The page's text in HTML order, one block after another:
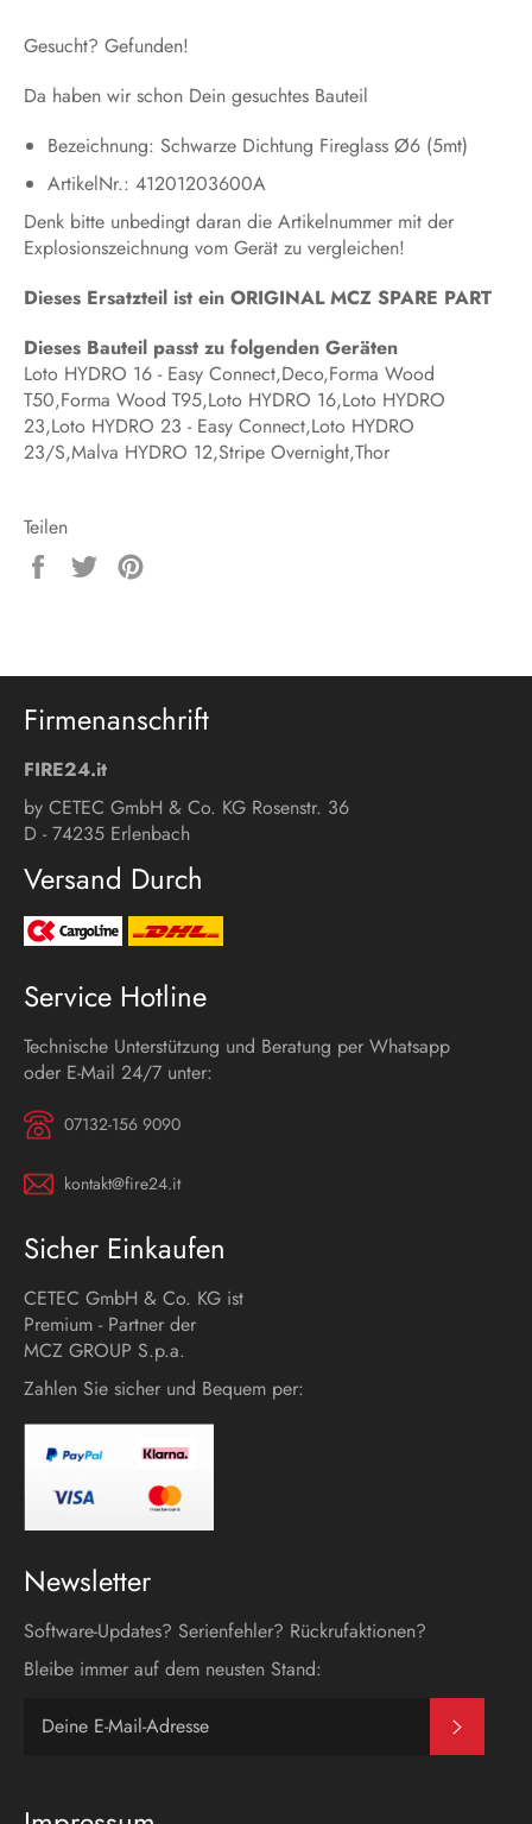
Gesucht? Gefunden!
Da haben wir schon Dein gesuchtes Bauteil
Bezeichnung: Schwarze Dichtung Fireglass Ø6 (5mt)
ArtikelNr.: 41201203600A
Denk bitte unbedingt daran die Artikelnummer mit der
Explosionszeichnung vom Gerät zu vergleichen!
Dieses Ersatzteil ist ein ORIGINAL MCZ SPARE PART
Dieses Bauteil passt zu folgenden Geräten
Loto HYDRO 16 - Easy Connect,Deco,Forma Wood
T50,Forma Wood T95,Loto HYDRO 16,Loto HYDRO
23,Loto HYDRO 23 - Easy Connect,Loto HYDRO
23/S,Malva HYDRO 12,Stripe Overnight,Thor
Teilen
Auf
Auf
Firmenanschrift
FIRE24.it
by CETEC GmbH & Co. KG Rosenstr. 36
D - 74235 Erlenbach
Versand Durch
Service Hotline
Technische Unterstützung und Beratung per Whatsapp
oder E-Mail 24/7 unter:
07132-156 9090
kontakt@fire24.it
Sicher Einkaufen
CETEC GmbH & Co. KG ist
Premium - Partner der
MCZ GROUP S.p.a.
Zahlen Sie sicher und Bequem per:
Newsletter
Software-Updates? Serienfehler? Rückrufaktionen?
Bleibe immer auf dem neusten Stand: